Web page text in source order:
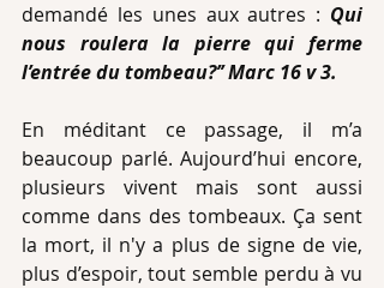
demandé les unes aux autres : Qui
nous roulera la pierre qui ferme
l’entrée du tombeau?’’ Marc 16 v 3.
En méditant ce passage, il m’a
beaucoup parlé. Aujourd’hui encore,
plusieurs vivent mais sont aussi
comme dans des tombeaux. Ça sent
la mort, il n'y a plus de signe de vie,
plus d’espoir, tout semble perdu à vu